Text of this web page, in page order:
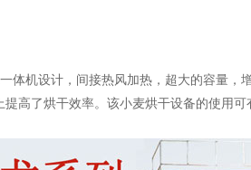
体机设计，间接热风加热，超大的容量，
高了烘干效率。该小麦烘干设备的使用